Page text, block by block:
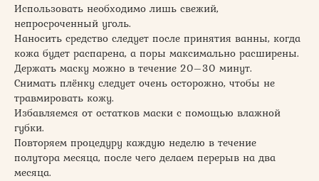
Использовать необходимо лишь свежий,
непросроченный уголь.
Наносить средство следует после принятия ванны, когда
кожа будет распарена, а поры максимально расширены.
Держать маску можно в течение 20–30 минут.
Снимать плёнку следует очень осторожно, чтобы не
травмировать кожу.
Избавляемся от остатков маски с помощью влажной
губки.
Повторяем процедуру каждую неделю в течение
полутора месяца, после чего делаем перерыв на два
месяца.